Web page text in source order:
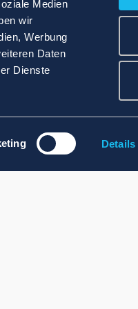
Medien
wir
Werbung
Daten
Dienste
Details